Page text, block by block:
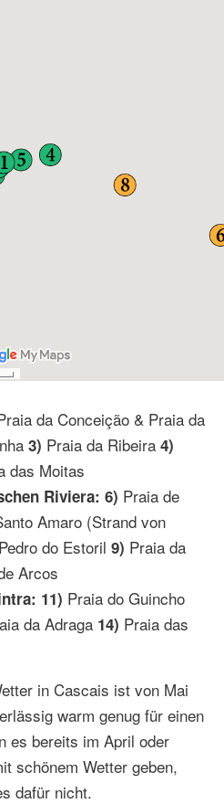
da Conceição & Praia da
3) Praia da Ribeira 4)
das Moitas
Riviera: 6) Praia de
Amaro (Strand von
do Estoril 9) Praia da
Arcos
11) Praia do Guincho
da Adraga 14) Praia das
in Cascais ist von Mai
warm genug für einen
es bereits im April oder
schönem Wetter geben,
dafür nicht.